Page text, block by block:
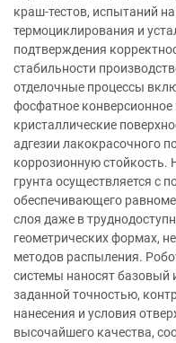
краш-тестов, испытаний
термоциклирования и
подтверждения
стабильности
отделочные процессы
фосфатное
кристаллические
адгезии лакокрасочного
коррозионную стойкость.
грунта осуществляется с
обеспечивающего
слоя даже в
геометрических формах,
методов распыления.
системы наносят базовый
заданной точностью,
нанесения и условия
высочайшего качества,